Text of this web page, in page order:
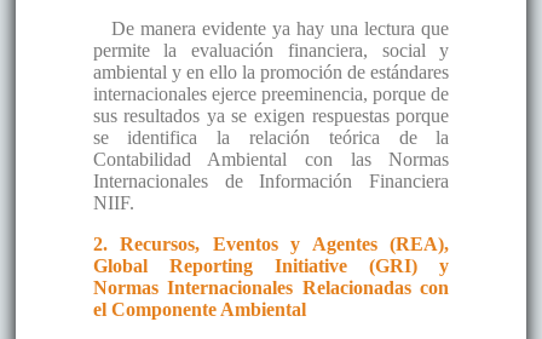
De manera evidente ya hay una lectura que
permite la evaluación financiera, social y
ambiental y en ello la promoción de estándares
internacionales ejerce preeminencia, porque de
sus resultados ya se exigen respuestas porque
se identifica la relación teórica de la
Contabilidad Ambiental con las Normas
Internacionales de Información Financiera
NIIF.
2. Recursos, Eventos y Agentes (REA),
Global Reporting Initiative (GRI) y
Normas Internacionales Relacionadas con
el Componente Ambiental